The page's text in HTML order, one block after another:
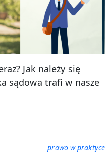
Jak należy się
sądowa trafi w nasze
prawo w praktyce